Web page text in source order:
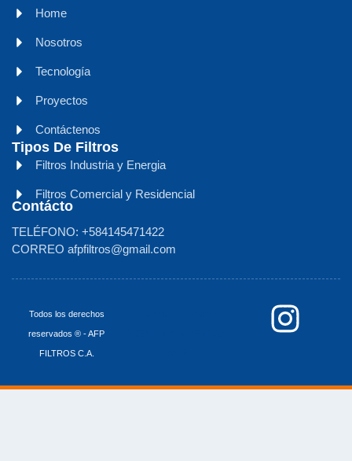
Home
Nosotros
Tecnología
Proyectos
Contáctenos
Tipos De Filtros
Filtros Industria y Energia
Filtros Comercial y Residencial
Contácto
TELÉFONO: +584145471422
CORREO afpfiltros@gmail.com
Todos los derechos
reservados ® - AFP
FILTROS C.A.
I
s